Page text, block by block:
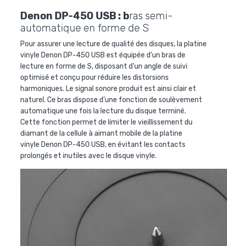
Denon DP-450 USB : bras semi-
automatique en forme de S
Pour assurer une lecture de qualité des disques, la platine
vinyle Denon DP-450 USB est équipée d'un bras de
lecture en forme de S, disposant d'un angle de suivi
optimisé et conçu pour réduire les distorsions
harmoniques. Le signal sonore produit est ainsi clair et
naturel. Ce bras dispose d'une fonction de soulèvement
automatique une fois la lecture du disque terminé.
Cette fonction permet de limiter le vieillissement du
diamant de la cellule à aimant mobile de la platine
vinyle Denon DP-450 USB, en évitant les contacts
prolongés et inutiles avec le disque vinyle.